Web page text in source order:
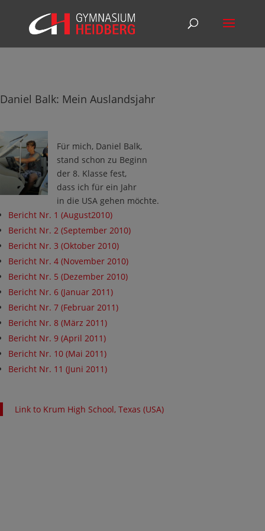
Daniel Balk: Mein Auslandsjahr
Für mich, Daniel Balk,
stand schon zu Beginn
der 8. Klasse fest,
dass ich für ein Jahr
in die USA gehen möchte.
Bericht Nr. 1 (August2010)
Bericht Nr. 2 (September 2010)
Bericht Nr. 3 (Oktober 2010)
Bericht Nr. 4 (November 2010)
Bericht Nr. 5 (Dezember 2010)
Bericht Nr. 6 (Januar 2011)
Bericht Nr. 7 (Februar 2011)
Bericht Nr. 8 (März 2011)
Bericht Nr. 9 (April 2011)
Bericht Nr. 10 (Mai 2011)
Bericht Nr. 11 (Juni 2011)
Link to Krum High School, Texas (USA)